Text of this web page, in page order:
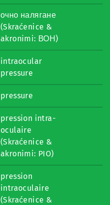
очно налягане
(Skraćenice &
akronimi: ВОН)
intraocular
pressure
pressure
pression intra-
oculaire
(Skraćenice &
akronimi: PIO)
pression
intraoculaire
(Skraćenice &